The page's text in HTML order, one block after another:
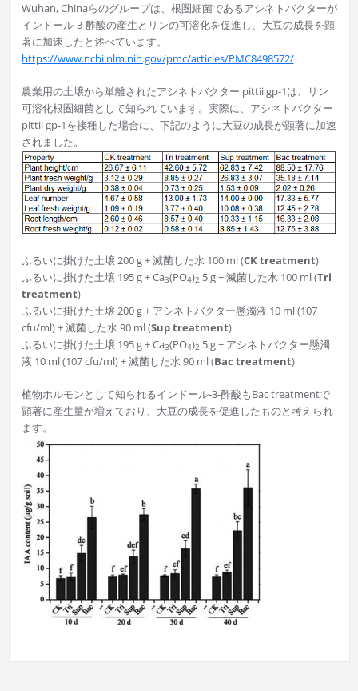
Wuhan, Chinaらのグループは、根圏細菌であるアシネトバクターが
インドール-3-酢酸の産生とリンの可溶化を促進し、大豆の成長を顕
著に加速したと述べています。
https://www.ncbi.nlm.nih.gov/pmc/articles/PMC8498572/
農業用の土壌から単離されたアシネトバクター pittii gp-1は、リン
可溶化根圏細菌として知られています。実際に、アシネトバクター
pittii gp-1を接種した場合に、下記のように大豆の成長が顕著に加速
されました。
ふるいに掛けた土壌 200 g + 滅菌した水 100 ml (CK treatment)
ふるいに掛けた土壌 195 g + Ca3(PO4)2 5 g + 滅菌した水 100 ml (Tri
treatment)
ふるいに掛けた土壌 200 g + アシネトバクター懸濁液 10 ml (107
cfu/ml) + 滅菌した水 90 ml (Sup treatment)
ふるいに掛けた土壌 195 g + Ca3(PO4)2 5 g + アシネトバクター懸濁
液 10 ml (107 cfu/ml) + 滅菌した水 90 ml (Bac treatment)
植物ホルモンとして知られるインドール-3-酢酸もBac treatmentで
顕著に産生量が増えており、大豆の成長を促進したものと考えられ
ます。